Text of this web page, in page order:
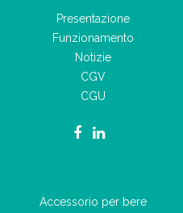
Presentazione
Funzionamento
Notizie
CGV
CGU
Accessorio per bere